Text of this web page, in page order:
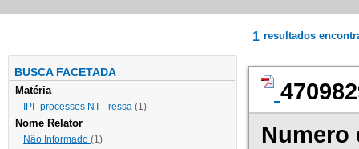
BUSCA FACETADA
Matéria
IPI- processos NT - ressa (1)
Nome Relator
Não Informado (1)
1 resultados
Numero